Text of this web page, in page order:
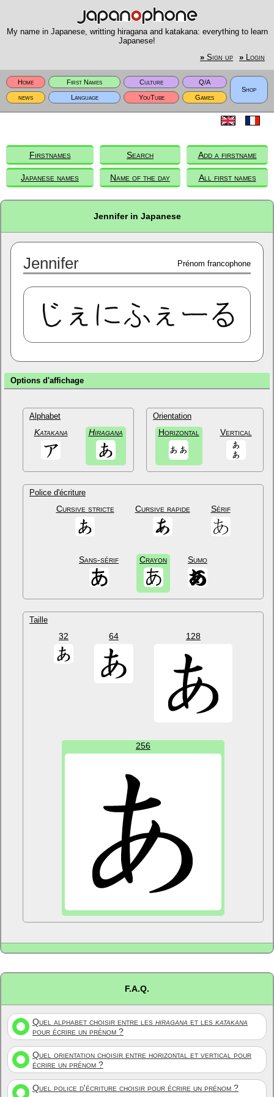
My name in Japanese, writting hiragana and katakana: everything to learn
Japanese!
» Sign up » Login
Home First Names Culture
Q/A
Shop
news
Language YouTube Games
Firstnames Search Add a firstname
Japanese names Name of the day All first names
Jennifer in Japanese
Jennifer Prénom francophone
Options d'affichage
Alphabet
Katakana Hiragana
Orientation
Horizontal Vertical
Police d'écriture
Cursive stricte Cursive rapide Sérif
Sans-sérif Crayon Sumo
Taille
32 64 128
256
F.A.Q.
Quel alphabet choisir entre les hiragana et les katakana
pour écrire un prénom ?
Quel orientation choisir entre horizontal et vertical pour
écrire un prénom ?
Quel police d'écriture choisir pour écrire un prénom ?